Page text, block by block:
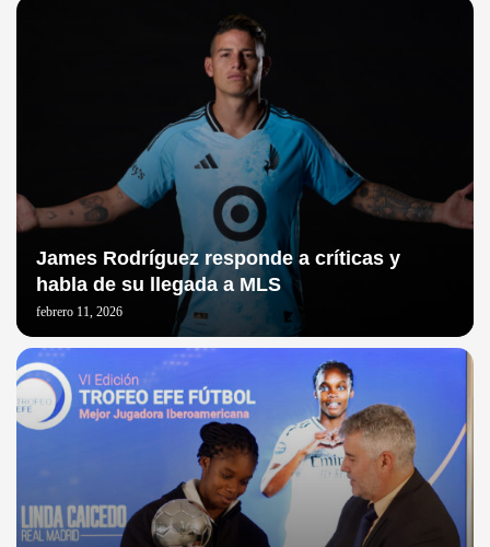
James Rodríguez responde a críticas y
habla de su llegada a MLS
febrero 11, 2026